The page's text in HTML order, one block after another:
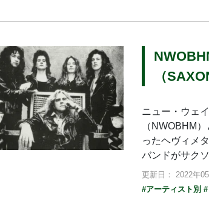
（
ニュー・ウェ
（NWOBHM
ったヘヴィメ
バンドがサク
更新日： 2022年
#アーティスト別